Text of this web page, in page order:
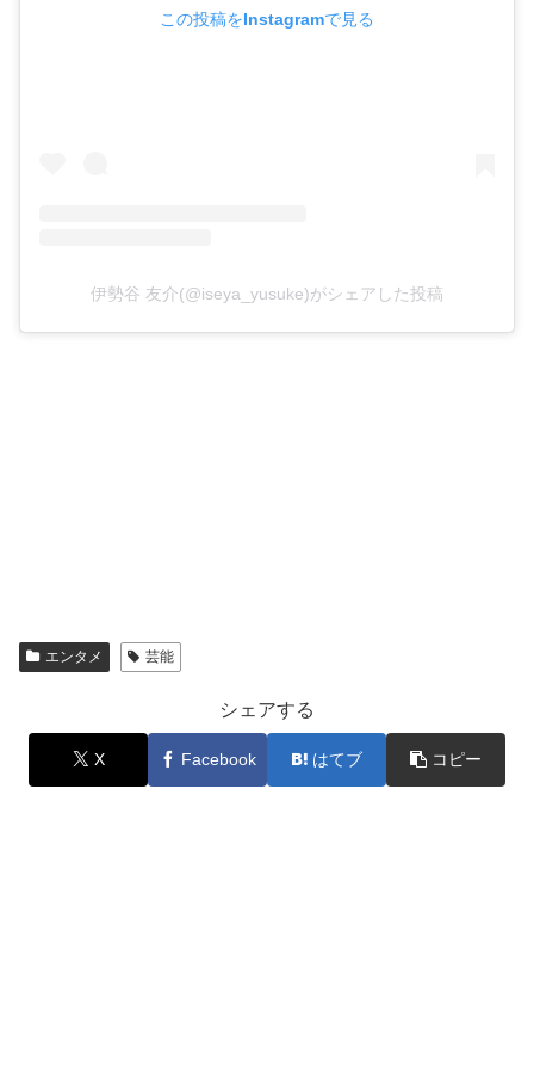
この投稿をInstagramで見る
伊勢谷 友介(@iseya_yusuke)がシェアした投稿
エンタメ 芸能
シェアする
X Facebook はてブ コピー